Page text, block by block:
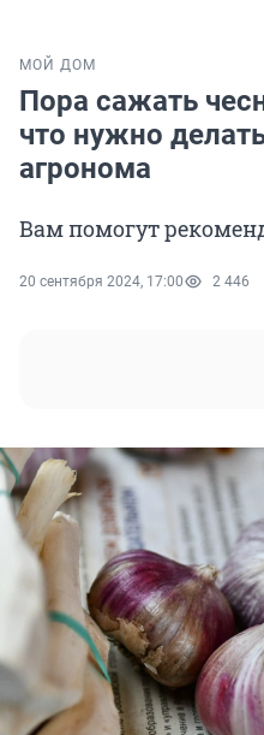
МОЙ ДОМ
Пора сажать
что нужно
агронома
Вам помогут
20 сентября 2024, 17:00 2 446